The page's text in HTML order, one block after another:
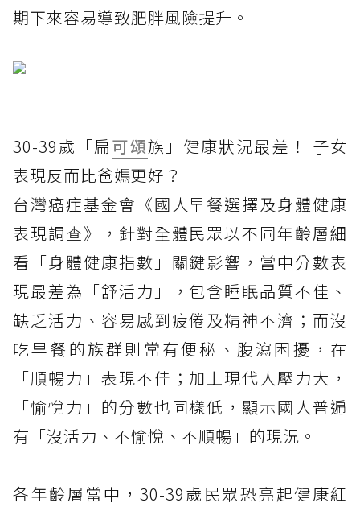
期下來容易導致肥胖風險提升。
30-39歲「扁可頌族」健康狀況最差！ 子女
表現反而比爸媽更好？
台灣癌症基金會《國人早餐選擇及身體健康
表現調查》，針對全體民眾以不同年齡層細
看「身體健康指數」關鍵影響，當中分數表
現最差為「舒活力」，包含睡眠品質不佳、
缺乏活力、容易感到疲倦及精神不濟；而沒
吃早餐的族群則常有便秘、腹瀉困擾，在
「順暢力」表現不佳；加上現代人壓力大，
「愉悅力」的分數也同樣低，顯示國人普遍
有「沒活力、不愉悅、不順暢」的現況。
各年齡層當中，30-39歲民眾恐亮起健康紅